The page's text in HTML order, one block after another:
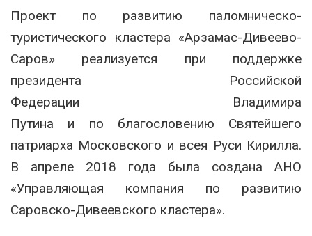
Проект по развитию паломническо-
туристического кластера «Арзамас-Дивеево-
Саров» реализуется при поддержке
президента Российской
Федерации Владимира
Путина и по благословению Святейшего
патриарха Московского и всея Руси Кирилла.
В апреле 2018 года была создана АНО
«Управляющая компания по развитию
Саровско-Дивеевского кластера».